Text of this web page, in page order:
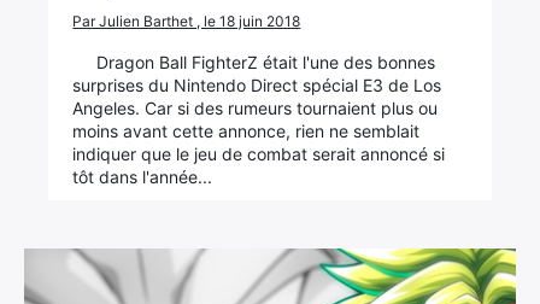
Par Julien Barthet , le 18 juin 2018
Dragon Ball FighterZ était l'une des bonnes
surprises du Nintendo Direct spécial E3 de Los
Angeles. Car si des rumeurs tournaient plus ou
moins avant cette annonce, rien ne semblait
indiquer que le jeu de combat serait annoncé si
tôt dans l'année...